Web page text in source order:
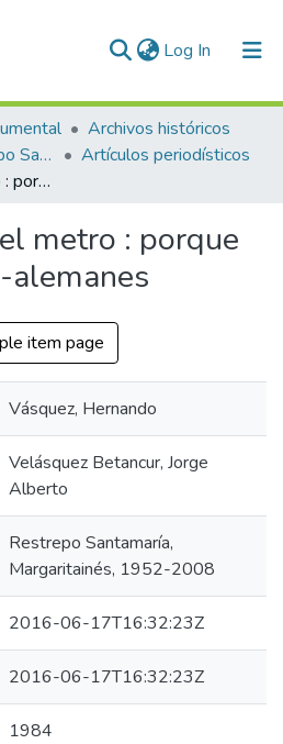
Log In (current)
Archivos históricos
Margaritainés Restrepo Santamaría
Artículos periodísticos
La licitación del metro : porque si los hispano-alemanes
metro : porque
alemanes
item page
Vásquez, Hernando
Velásquez Betancur, Jorge
Alberto
Restrepo Santamaría,
Margaritainés, 1952-2008
2016-06-17T16:32:23Z
2016-06-17T16:32:23Z
1984